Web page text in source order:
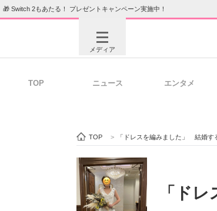
🎁 Switch 2もあたる！ プレゼントキャンペーン実施中！
メディア
ビジネスと働き方のヒント
TOP ニュース エンタメ
TOP > 「ドレスを編みました」 結婚
「ド